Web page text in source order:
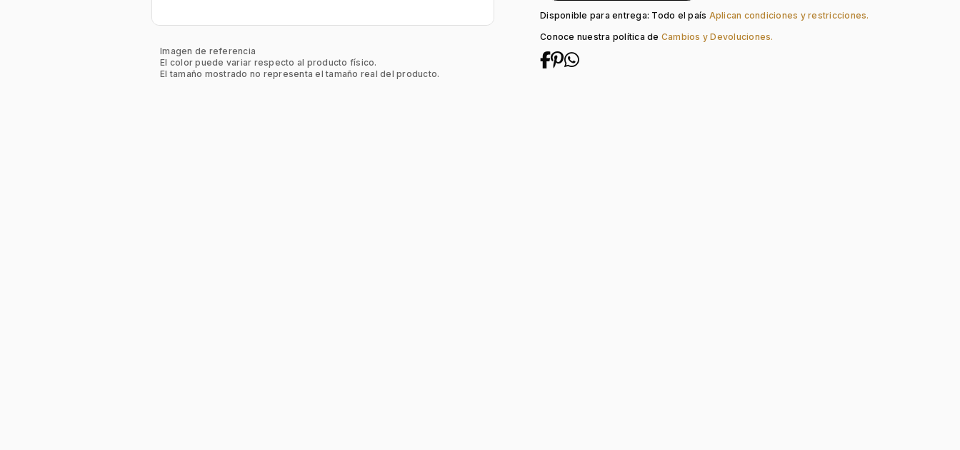
Imagen de referencia
El color puede variar respecto al producto físico.
El tamaño mostrado no representa el tamaño real del producto.
Disponible para entrega: Todo el país Aplican condiciones y restricciones.
Conoce nuestra política de Cambios y Devoluciones.